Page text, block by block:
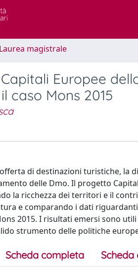
Laurea magistrale
Europee
caso Mons 2015
di destinazioni turistiche,
delle Dmo. Il progetto
la ricchezza dei territori e il
e comparando i dati
2015. I risultati emersi sono
strumento delle politiche
Scheda completa Scheda